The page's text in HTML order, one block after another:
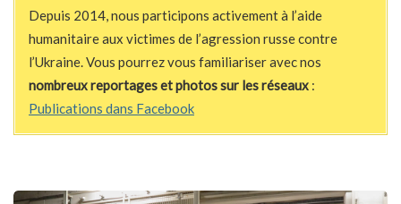
Depuis 2014, nous participons activement à l’aide
humanitaire aux victimes de l’agression russe contre
l’Ukraine. Vous pourrez vous familiariser avec nos
nombreux reportages et photos sur les réseaux :
Publications dans Facebook